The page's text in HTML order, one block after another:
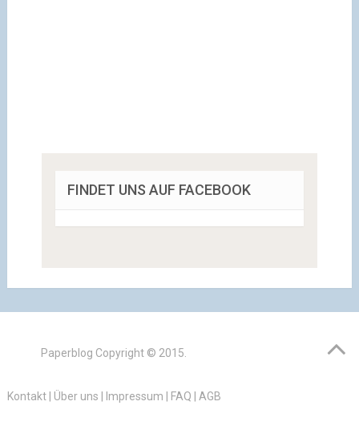
FINDET UNS AUF FACEBOOK
Paperblog Copyright © 2015.
Kontakt| Über uns Impressum FAQ AGB